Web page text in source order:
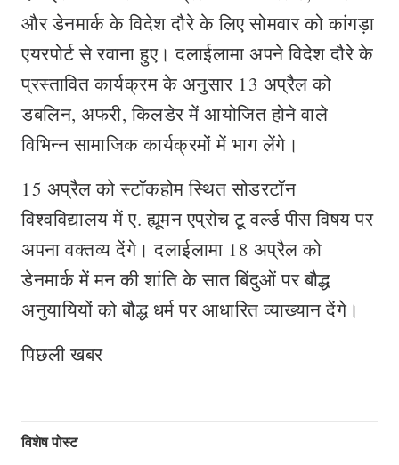
और डेनमार्क के विदेश दौरे के लिए सोमवार को कांगड़ा
एयरपोर्ट से रवाना हुए। दलाईलामा अपने विदेश दौरे के
प्रस्तावित कार्यक्रम के अनुसार 13 अप्रैल को
डबलिन, अफरी, किलडेर में आयोजित होने वाले
विभिन्न सामाजिक कार्यक्रमों में भाग लेंगे।
15 अप्रैल को स्टॉकहोम स्थित सोडरटॉन
विश्वविद्यालय में ए. ह्यूमन एप्रोच टू वर्ल्ड पीस विषय पर
अपना वक्तव्य देंगे। दलाईलामा 18 अप्रैल को
डेनमार्क में मन की शांति के सात बिंदुओं पर बौद्ध
अनुयायियों को बौद्ध धर्म पर आधारित व्याख्यान देंगे।
पिछली खबर
विशेष पोस्ट